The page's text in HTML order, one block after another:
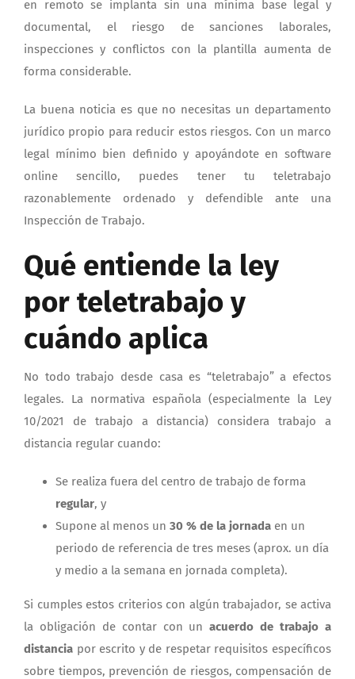
en remoto se implanta sin una mínima base legal y
documental, el riesgo de sanciones laborales,
inspecciones y conflictos con la plantilla aumenta de
forma considerable.
La buena noticia es que no necesitas un departamento
jurídico propio para reducir estos riesgos. Con un marco
legal mínimo bien definido y apoyándote en software
online sencillo, puedes tener tu teletrabajo
razonablemente ordenado y defendible ante una
Inspección de Trabajo.
Qué entiende la ley
por teletrabajo y
cuándo aplica
No todo trabajo desde casa es “teletrabajo” a efectos
legales. La normativa española (especialmente la Ley
10/2021 de trabajo a distancia) considera trabajo a
distancia regular cuando:
Se realiza fuera del centro de trabajo de forma
regular, y
Supone al menos un 30 % de la jornada en un
periodo de referencia de tres meses (aprox. un día
y medio a la semana en jornada completa).
Si cumples estos criterios con algún trabajador, se activa
la obligación de contar con unacuerdo de trabajo a
distancia por escrito y de respetar requisitos específicos
sobre tiempos, prevención de riesgos, compensación de